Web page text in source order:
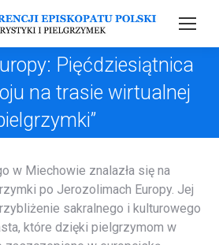
Pięćdziesiątnica
na trasie wirtualnej
w Miechowie znalazła się na
po Jerozolimach Europy. Jej
sakralnego i kulturowego
które dzięki pielgrzymom w